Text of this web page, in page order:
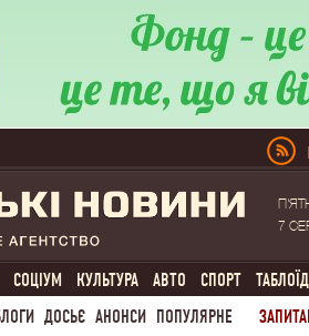
7
СОЦІУМ КУЛЬТУРА АВТО СПОРТ ТАБЛОЇД
ДОСЬЄ АНОНСИ ПОПУЛЯРНЕ